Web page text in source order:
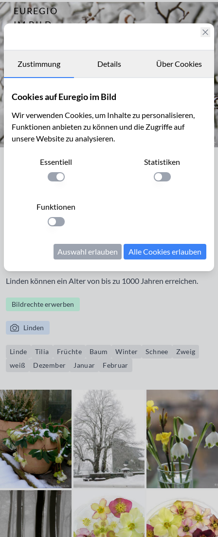
EUREGIO
IM BILD
Archiv
Kontakt
Archiv
5357
Winterliche Linde, Tilia
Winterlinde, Tilia cordata L.. Die Winterlinde hat deutlich
kleinere Blätter, als die Sommerlinde. Durch natürliche
Hayne, bzw. Tilia x europaea L.. Auch die Früchte der
Linden können ein Alter von bis zu 1000 Jahren erreichen.
Bildrechte erwerben
Linden
Linde Tilia Früchte Baum Winter Schnee
Zweig
weiß
Dezember Januar Februar
Zustimmung Details Über Cookies
Cookies auf Euregio im Bild
Wir verwenden Cookies, um Inhalte zu personalisieren,
Funktionen anbieten zu können und die Zugriffe auf
unsere Website zu analysieren.
Essentiell
Einstellung anwenden
Statistiken
Einstellung
Funktionen
Einstellung anwenden
Auswahl erlauben Alle Cookies erlauben